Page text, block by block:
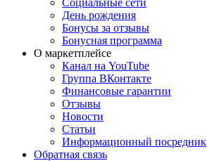
Социальные сети
День рождения
Бонусы за отзывы
Бонусная программа
О маркетплейсе
Канал на YouTube
Группа ВКонтакте
Финансовые гарантии
Отзывы
Новости
Статьи
Информационный посредник
Обратная связь